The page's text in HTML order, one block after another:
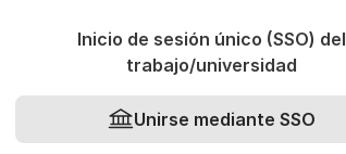
Inicio de sesión único (SSO) del
trabajo/universidad
Unirse mediante SSO